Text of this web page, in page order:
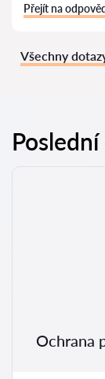
Přejít na
Všechny
Ochrana